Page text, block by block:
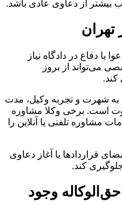
بیشتر از دعاوی عادی باشد.
تهران
یا دفاع در دادگاه نیاز
می‌تواند از بروز
به شهرت و تجربه وکیل، مدت
است. برخی وکلا مشاوره
مشاوره تلفنی یا آنلاین را
قراردادها یا آغاز دعاوی
کند.
وجود